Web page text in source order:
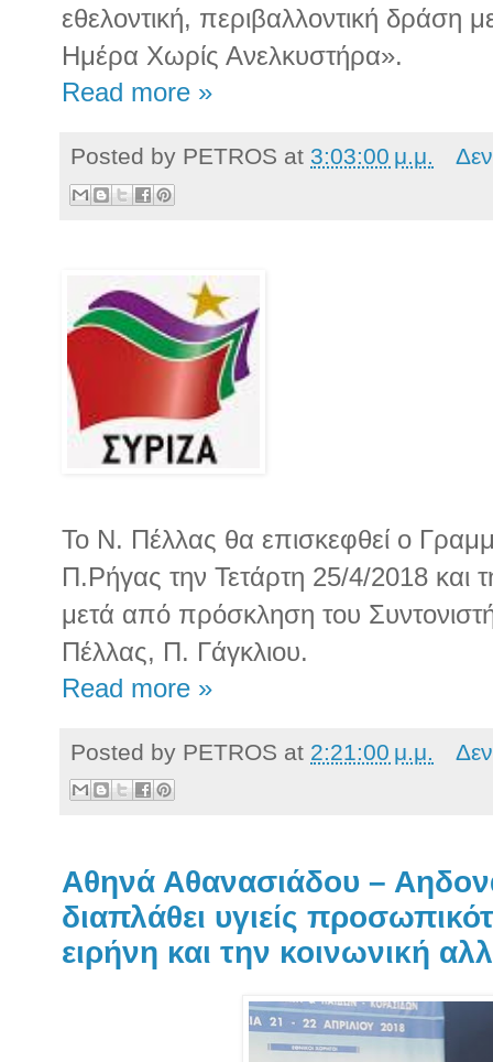
εθελοντική, περιβαλλοντική δράση
Ημέρα Χωρίς Ανελκυστήρα».
Read more »
Posted by PETROS at 3:03:00 μ.μ.
Το Ν. Πέλλας θα επισκεφθεί ο
Π.Ρήγας την Τετάρτη 25/4/2018 και
μετά από πρόσκληση του
Πέλλας, Π. Γάγκλιου.
Read more »
Posted by PETROS at 2:21:00 μ.μ.
Αθηνά Αθανασιάδου –
διαπλάθει υγιείς
ειρήνη και την κοινωνική